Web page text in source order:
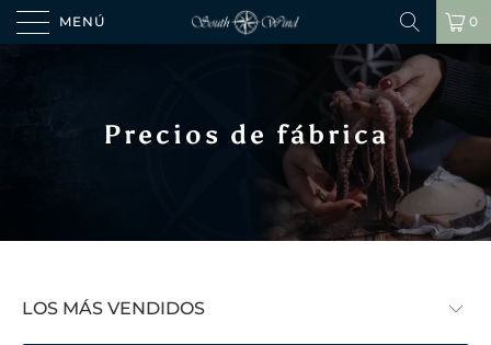
MENÚ 0
Precios de fábrica